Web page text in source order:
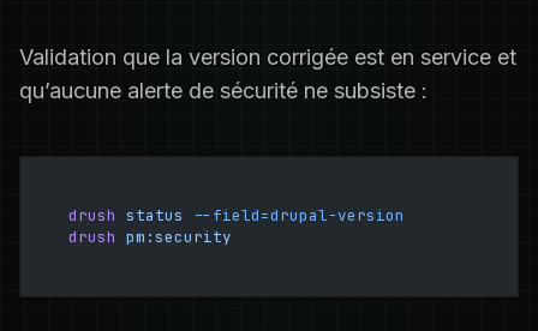
Validation que la version corrigée est en service et
qu’aucune alerte de sécurité ne subsiste :
drush status
--field=drupal-version
drush pm:security